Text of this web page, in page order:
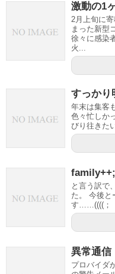
激動の1
2月上旬に
まった新型
徐々に感染
火...
すっかり
年末は集客
色々忙しか
びり往きた
family++;
と言う訳で
た。 今後と
す……((((；
異常通信
プロバイダ